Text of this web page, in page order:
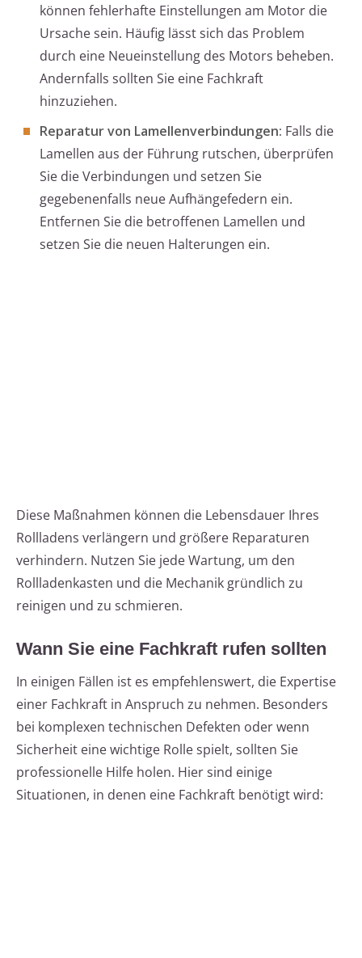
können fehlerhafte Einstellungen am Motor die
Ursache sein. Häufig lässt sich das Problem
durch eine Neueinstellung des Motors beheben.
Andernfalls sollten Sie eine Fachkraft
hinzuziehen.
Reparatur von Lamellenverbindungen: Falls die
Lamellen aus der Führung rutschen, überprüfen
Sie die Verbindungen und setzen Sie
gegebenenfalls neue Aufhängefedern ein.
Entfernen Sie die betroffenen Lamellen und
setzen Sie die neuen Halterungen ein.
Diese Maßnahmen können die Lebensdauer Ihres
Rollladens verlängern und größere Reparaturen
verhindern. Nutzen Sie jede Wartung, um den
Rollladenkasten und die Mechanik gründlich zu
reinigen und zu schmieren.
Wann Sie eine Fachkraft rufen sollten
In einigen Fällen ist es empfehlenswert, die Expertise
einer Fachkraft in Anspruch zu nehmen. Besonders
bei komplexen technischen Defekten oder wenn
Sicherheit eine wichtige Rolle spielt, sollten Sie
professionelle Hilfe holen. Hier sind einige
Situationen, in denen eine Fachkraft benötigt wird: